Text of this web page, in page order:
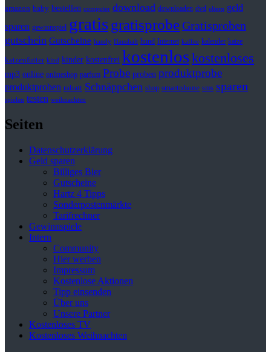
amazon baby bestellen computer download downloaden dvd eltern geld
sparen gewinnspiel gratisgratisprobeGratisproben
gutschein Gutscheine handy Haushalt hund Internet kaffee kalender katze
katzenfutter kind kinder kostenfrei kostenloskostenloses
mp3 online onlineshop parfum Probe proben produktprobe
produktproben rabatt Schnäppchen shop smartphone sms sparen
spielen testen weihnachten
Seiten
Datenschutzerklärung
Geld sparen
Billiges Bier
Gutscheine
Hartz 4 Tipps
Sonderpostenmärkte
Tarifrechner
Gewinnspiele
Intern
Community
Hier werben
Impressum
Kostenlose Aktionen
Tipp einsenden
Über uns
Unsere Partner
Kostenloses TV
Kostenloses Weihnachten